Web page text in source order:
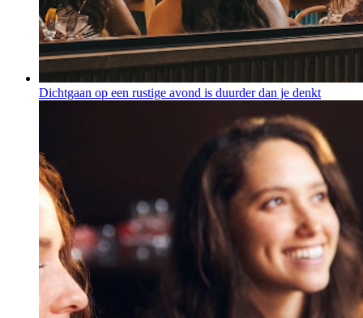
Dichtgaan op een rustige avond is duurder dan je denkt